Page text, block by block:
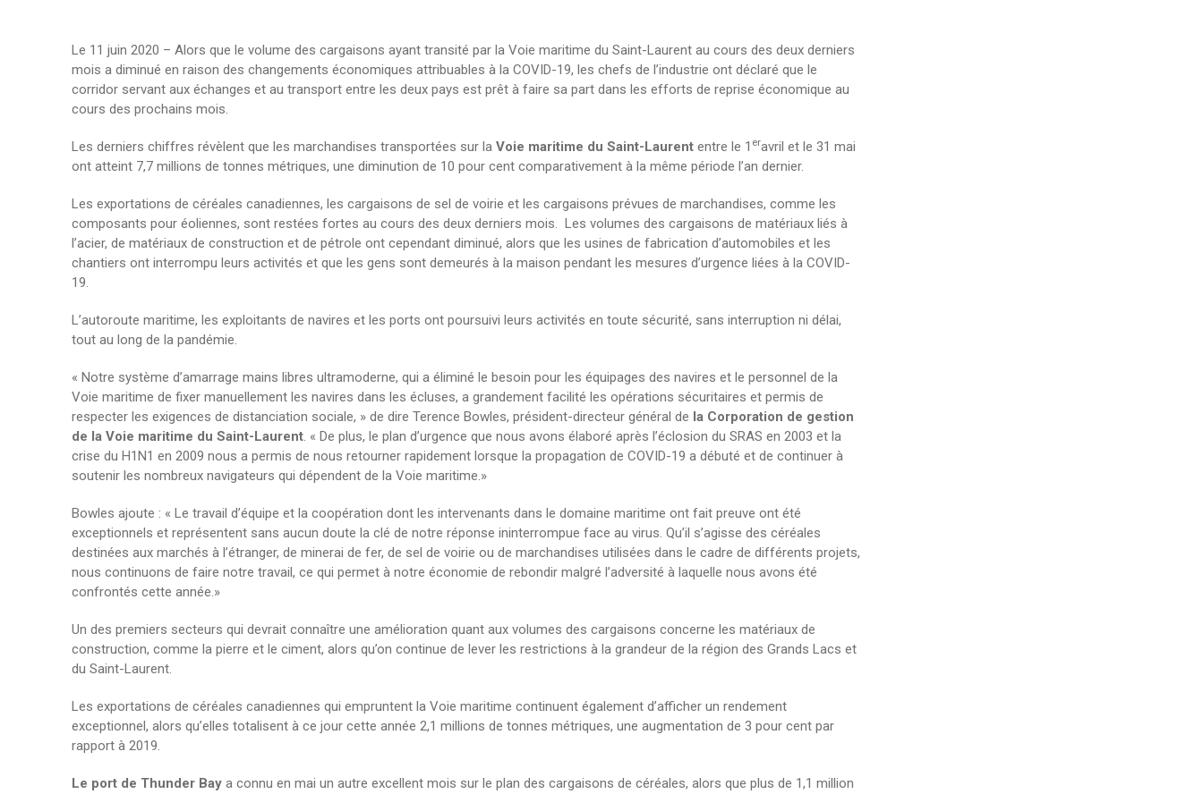
Le 11 juin 2020 – Alors que le volume des cargaisons ayant transité par la Voie maritime du Saint-Laurent au cours des deux derniers
mois a diminué en raison des changements économiques attribuables à la COVID-19, les chefs de l’industrie ont déclaré que le
corridor servant aux échanges et au transport entre les deux pays est prêt à faire sa part dans les efforts de reprise économique au
cours des prochains mois.
Les derniers chiffres révèlent que les marchandises transportées sur la Voie maritime du Saint-Laurententre le 1 eravril et le 31 mai
ont atteint 7,7 millions de tonnes métriques, une diminution de 10 pour cent comparativement à la même période l’an dernier.
Les exportations de céréales canadiennes, les cargaisons de sel de voirie et les cargaisons prévues de marchandises, comme les
composants pour éoliennes, sont restées fortes au cours des deux derniers mois. Les volumes des cargaisons de matériaux liés à
l’acier, de matériaux de construction et de pétrole ont cependant diminué, alors que les usines de fabrication d’automobiles et les
chantiers ont interrompu leurs activités et que les gens sont demeurés à la maison pendant les mesures d’urgence liées à la COVID-
19.
L’autoroute maritime, les exploitants de navires et les ports ont poursuivi leurs activités en toute sécurité, sans interruption ni délai,
tout au long de la pandémie.
« Notre système d’amarrage mains libres ultramoderne, qui a éliminé le besoin pour les équipages des navires et le personnel de la
Voie maritime de fixer manuellement les navires dans les écluses, a grandement facilité les opérations sécuritaires et permis de
respecter les exigences de distanciation sociale, » de dire Terence Bowles, président-directeur général de la Corporation de gestion
de la Voie maritime du Saint-Laurent. « De plus, le plan d’urgence que nous avons élaboré après l’éclosion du SRAS en 2003 et la
crise du H1N1 en 2009 nous a permis de nous retourner rapidement lorsque la propagation de COVID-19 a débuté et de continuer à
soutenir les nombreux navigateurs qui dépendent de la Voie maritime.»
Bowles ajoute : « Le travail d’équipe et la coopération dont les intervenants dans le domaine maritime ont fait preuve ont été
exceptionnels et représentent sans aucun doute la clé de notre réponse ininterrompue face au virus. Qu’il s’agisse des céréales
destinées aux marchés à l’étranger, de minerai de fer, de sel de voirie ou de marchandises utilisées dans le cadre de différents projets,
nous continuons de faire notre travail, ce qui permet à notre économie de rebondir malgré l’adversité à laquelle nous avons été
confrontés cette année.»
Un des premiers secteurs qui devrait connaître une amélioration quant aux volumes des cargaisons concerne les matériaux de
construction, comme la pierre et le ciment, alors qu’on continue de lever les restrictions à la grandeur de la région des Grands Lacs et
du Saint-Laurent.
Les exportations de céréales canadiennes qui empruntent la Voie maritime continuent également d’afficher un rendement
exceptionnel, alors qu’elles totalisent à ce jour cette année 2,1 millions de tonnes métriques, une augmentation de 3 pour cent par
rapport à 2019.
Le port de Thunder Baya connu en mai un autre excellent mois sur le plan des cargaisons de céréales, alors que plus de 1,1 million